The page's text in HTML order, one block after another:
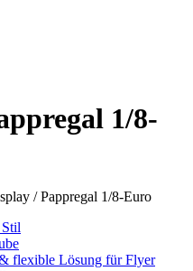
1/8-
/ Pappregal 1/8-Euro
flexible Lösung für Flyer